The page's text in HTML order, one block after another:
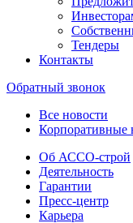
Тендеры
Контакты
Обратный звонок
Все новости
Корпоративные
Об АССО-строй
Деятельность
Гарантии
Пресс-центр
Карьера